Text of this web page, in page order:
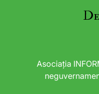
Asociația